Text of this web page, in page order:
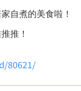
自煮的美食啦！
推！
80621/